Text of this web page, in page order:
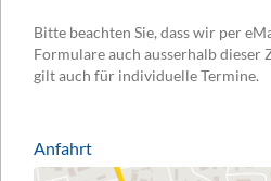
Bitte beachten Sie, dass wir per
Formulare auch ausserhalb dieser
gilt auch für individuelle Termine.
Anfahrt